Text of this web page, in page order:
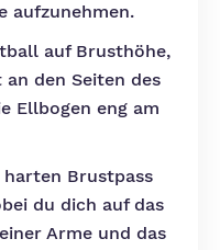
aufzunehmen.
auf Brusthöhe,
den Seiten des
Ellbogen eng am
harten Brustpass
du dich auf das
Arme und das